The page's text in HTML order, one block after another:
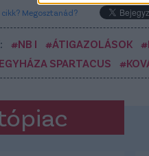
Megosztanád?
#NB I #ÁTIGAZOLÁSOK
SPARTACUS